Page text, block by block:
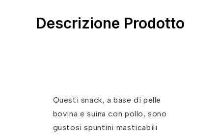
Descrizione Prodotto
Questi snack, a base di pelle
bovina e suina con pollo, sono
gustosi spuntini masticabili